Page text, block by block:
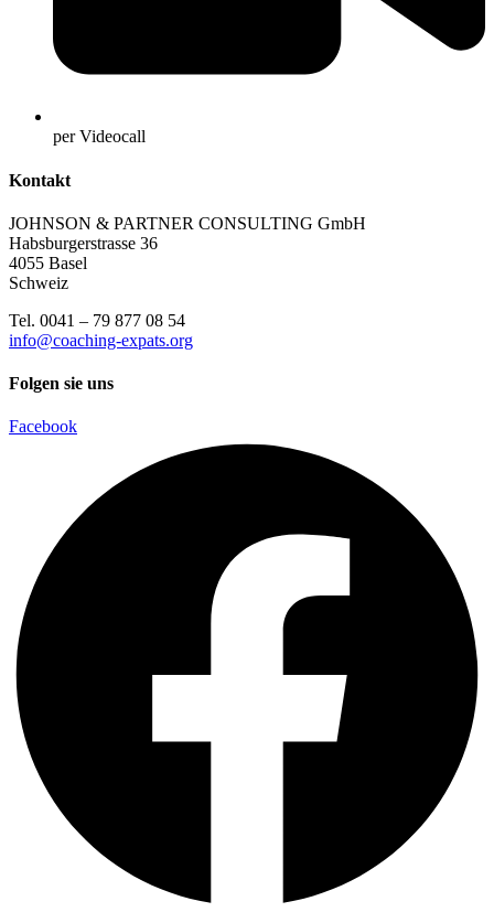
per Videocall
Kontakt
JOHNSON & PARTNER CONSULTING GmbH
Habsburgerstrasse 36
4055 Basel
Schweiz
Tel. 0041 – 79 877 08 54
info@coaching-expats.org
Folgen sie uns
Facebook